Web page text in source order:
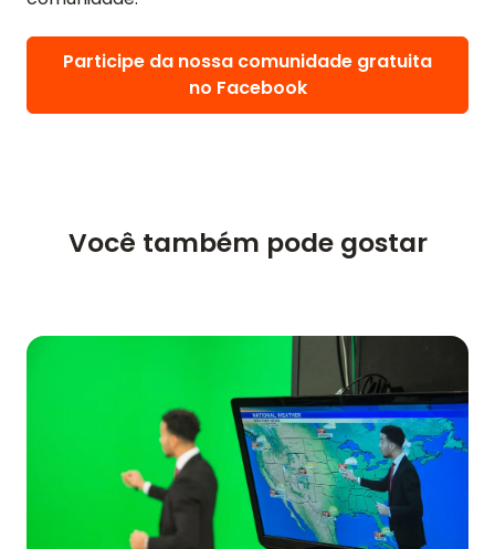
Participe da nossa comunidade gratuita
no Facebook
Você também pode gostar